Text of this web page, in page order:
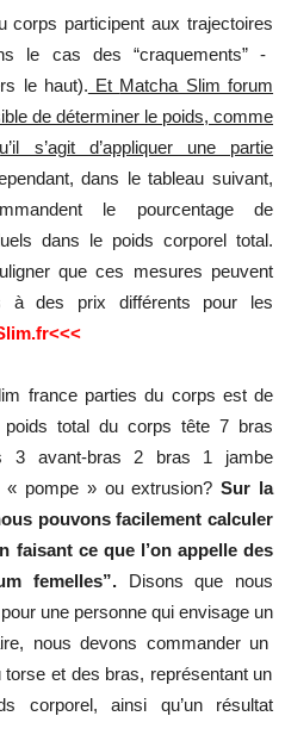
corps participent aux trajectoires
le cas des “craquements” -
le haut). Et Matcha Slim forum
de déterminer le poids, comme
s’agit d’appliquer une partie
,dans le tableau suivant,
le pourcentagede
dans le poids corporel total.
queces mesures peuvent
à des prix différents pour
les
france parties du corps estde
poids total du corps tête 7 bras
3 avant-bras 2 bras 1 jambe
« pompe» ou extrusion?Sur la
pouvons facilement calculer
faisant ce que l’on appelle des
femelles”. Disons que
nous
pour une personnequi envisage un
, nous devons commander un
torse et des bras, représentant un
corporel, ainsi qu’un
résultat